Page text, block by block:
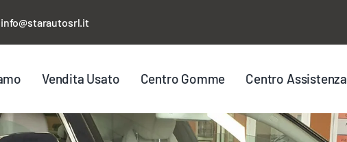
info@starautosrl.it
Vendita Usato Centro Gomme Centro Assistenza